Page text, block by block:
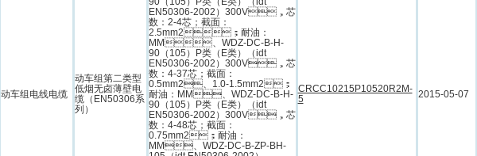
动车组电线电缆
动车组第二类型
低烟无卤薄壁电
缆（EN50306系
列）
EN50306-2002）300V，芯
数：2-4芯；截面：
2.5mm2；耐油：
MM、WDZ-DC-B-H-
90（105）P类（E类）（idt
EN50306-2002）300V，芯
数：4-37芯；截面：
0.5mm2、1.0-1.5mm2；
耐油：MM、WDZ-DC-B-H-
90（105）P类（E类）（idt
EN50306-2002）300V，芯
数：4-48芯；截面：
0.75mm2；耐油：
MM、WDZ-DC-B-ZP-BH-
CRCC10215P10520R2M-
5
2015-05-07